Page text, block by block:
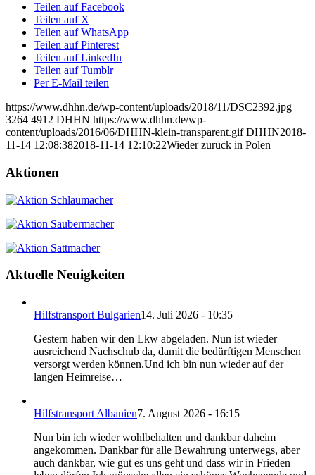
Teilen auf Facebook
Teilen auf X
Teilen auf WhatsApp
Teilen auf Pinterest
Teilen auf LinkedIn
Teilen auf Tumblr
Per E-Mail teilen
https://www.dhhn.de/wp-content/uploads/2018/11/DSC2392.jpg
3264 4912 DHHN https://www.dhhn.de/wp-
content/uploads/2016/06/DHHN-klein-transparent.gif DHHN2018-
11-14 12:08:382018-11-14 12:10:22Wieder zurück in Polen
Aktionen
Aktuelle Neuigkeiten
Hilfstransport Bulgarien14. Juli 2026 - 10:35
Gestern haben wir den Lkw abgeladen. Nun ist wieder
ausreichend Nachschub da, damit die bedürftigen Menschen
versorgt werden können.Und ich bin nun wieder auf der
langen Heimreise…
Hilfstransport Albanien7. August 2026 - 16:15
Nun bin ich wieder wohlbehalten und dankbar daheim
angekommen. Dankbar für alle Bewahrung unterwegs, aber
auch dankbar, wie gut es uns geht und dass wir in Frieden